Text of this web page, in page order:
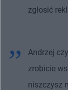
zgłosić
Andrzej
zrobicie
niszczysz